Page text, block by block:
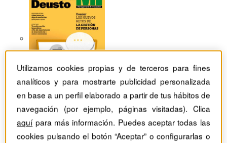
Revistas Harvard Deusto
Estrategia
¿Qué hace diferentes a los emprendedores sistémicos?
Utilizamos cookies propias y de terceros para fines
analíticos y para mostrarte publicidad personalizada
en base a un perfil elaborado a partir de tus hábitos de
navegación (por ejemplo, páginas visitadas). Clica
aquípara más información. Puedes aceptar todas las
cookies pulsando el botón “Aceptar” o configurarlas o